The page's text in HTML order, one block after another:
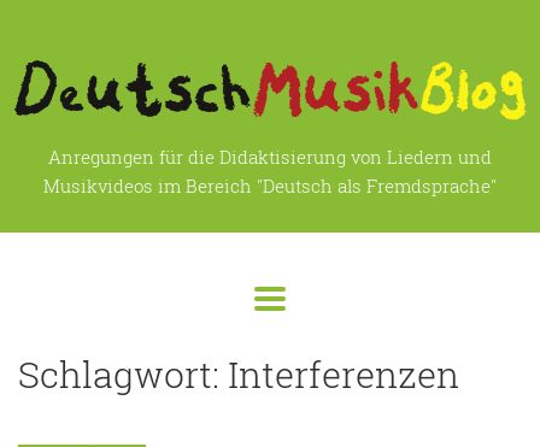
Anregungen für die Didaktisierung von Liedern und
Musikvideos im Bereich "Deutsch als Fremdsprache"
Schlagwort: Interferenzen